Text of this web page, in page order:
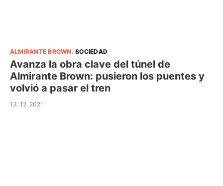
ALMIRANTE BROWN .SOCIEDAD
Avanza la obra clave del túnel de
Almirante Brown: pusieron los puentes y
volvió a pasar el tren
13. 12. 2021